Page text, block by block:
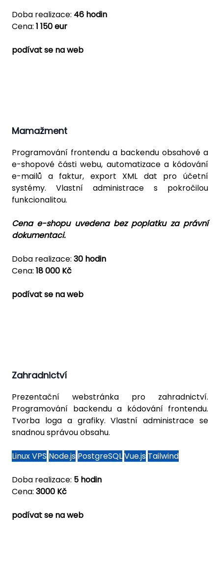
Doba realizace: 46 hodin
Cena: 1 150 eur
podívat se na web
Mamažment
Programování frontendu a backendu obsahové a
e-shopové části webu, automatizace a kódování
e-mailů a faktur, export XML dat pro účetní
systémy. Vlastní administrace s pokročilou
funkcionalitou.
Cena e-shopu uvedena bez poplatku za právní
dokumentaci.
Doba realizace: 30 hodin
Cena: 18 000 Kč
podívat se na web
Zahradnictví
Prezentační webstránka pro zahradnictví.
Programování backendu a kódování frontendu.
Tvorba loga a grafiky. Vlastní administrace se
snadnou správou obsahu.
Linux VPS Node.js PostgreSQLVue.js Tailwind
Doba realizace: 5 hodin
Cena: 3000 Kč
podívat se na web